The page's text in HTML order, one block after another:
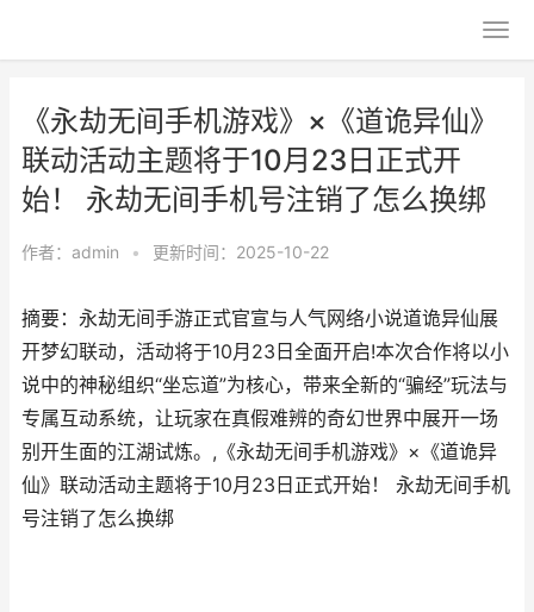
《永劫无间手机游戏》×《道诡异仙》
联动活动主题将于10月23日正式开
始！ 永劫无间手机号注销了怎么换绑
作者： admin • 更新时间：2025-10-22
摘要：永劫无间手游正式官宣与人气网络小说道诡异仙展
开梦幻联动，活动将于10月23日全面开启!本次合作将以小
说中的神秘组织“坐忘道”为核心，带来全新的“骗经”玩法与
专属互动系统，让玩家在真假难辨的奇幻世界中展开一场
别开生面的江湖试炼。,《永劫无间手机游戏》×《道诡异
仙》联动活动主题将于10月23日正式开始！ 永劫无间手机
号注销了怎么换绑